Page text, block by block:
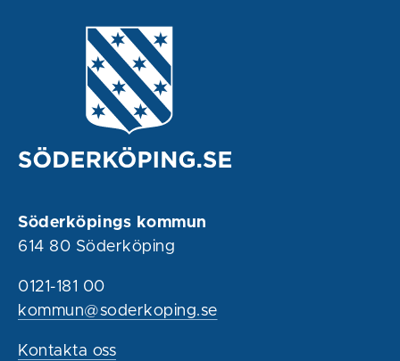
Söderköpings kommun
614 80 Söderköping
0121-181 00
kommun@soderkoping.se
Kontakta oss